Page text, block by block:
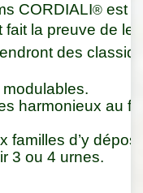
CORDIALI® est
la preuve de
des
harmonieux au fil
familles d’y
3 ou 4 urnes.